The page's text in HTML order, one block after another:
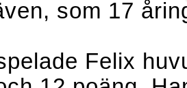
som 17
Felix